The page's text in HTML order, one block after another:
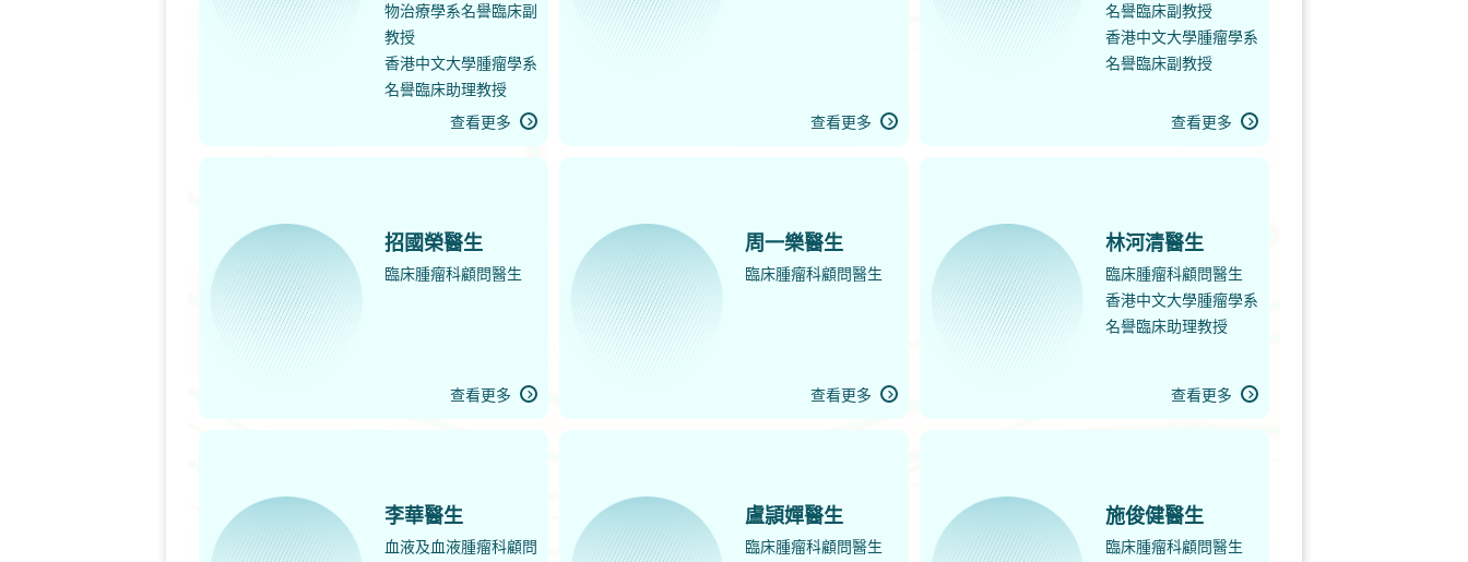
查看更多
招國榮醫生
臨床腫瘤科顧問醫生
查看更多
周一樂醫生
臨床腫瘤科顧問醫生
查看更多
林河清醫生
臨床腫瘤科顧問醫生
香港中文大學腫瘤學系
名譽臨床助理教授
查看更多
名譽臨床副教授
香港中文大學腫瘤學系
名譽臨床副教授
查看更多
李華醫生
血液及血液腫瘤科顧問
盧頴嬋醫生
臨床腫瘤科顧問醫生
施俊健醫生
臨床腫瘤科顧問醫生
物治療學系名譽臨床副
教授
香港中文大學腫瘤學系
名譽臨床助理教授
查看更多